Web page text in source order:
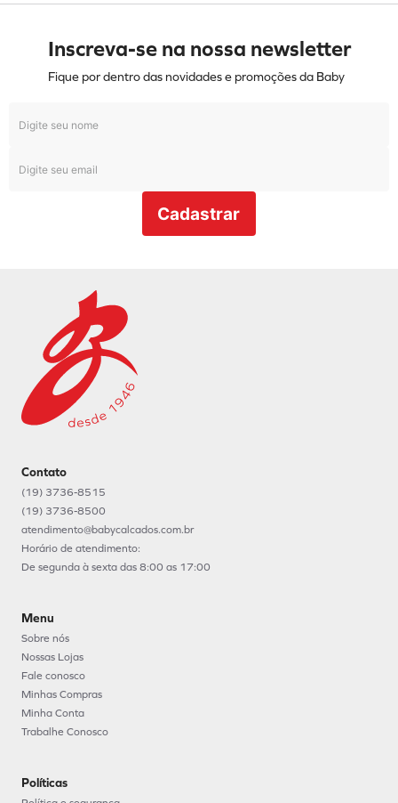
Inscreva-se na nossa newsletter
Fique por dentro das novidades e promoções da Baby
Cadastrar
Contato
(19) 3736-8515
(19) 3736-8500
atendimento@babycalcados.com.br
Horário de atendimento:
De segunda à sexta das 8:00 as 17:00
Menu
Sobre nós
Nossas Lojas
Fale conosco
Minhas Compras
Minha Conta
Trabalhe Conosco
Políticas